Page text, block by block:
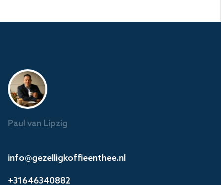
Paul van Lipzig
info@gezelligkoffieenthee.nl
+31646340882